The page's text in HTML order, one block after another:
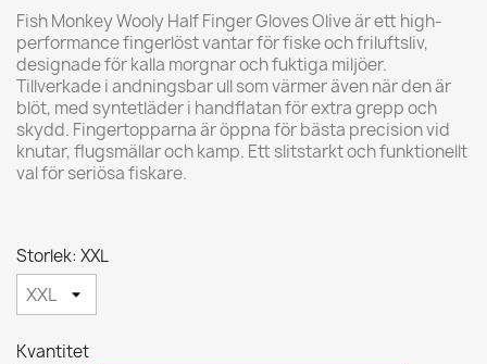
Fish Monkey Wooly Half Finger Gloves Olive är ett high-
performance fingerlöst vantar för fiske och friluftsliv,
designade för kalla morgnar och fuktiga miljöer.
Tillverkade i andningsbar ull som värmer även när den är
blöt, med syntetläder i handflatan för extra grepp och
skydd. Fingertopparna är öppna för bästa precision vid
knutar, flugsmällar och kamp. Ett slitstarkt och funktionellt
val för seriösa fiskare.
Storlek: XXL
Kvantitet